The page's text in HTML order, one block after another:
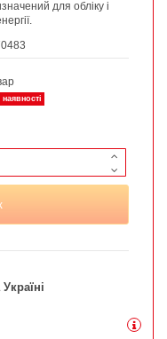
для обліку і